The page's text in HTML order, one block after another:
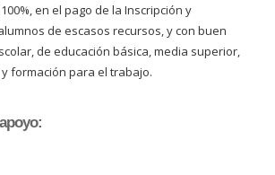
en el pago de la Inscripción y
de escasos recursos, y con buen
de educación básica, media superior,
formación para el trabajo.